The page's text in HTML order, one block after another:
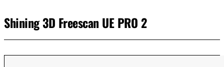
Shining 3D Freescan UE PRO 2